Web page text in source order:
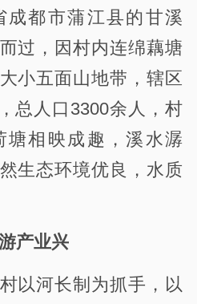
成都市蒲江县的甘溪
过，因村内连绵藕塘
小五面山地带，辖区
总人口3300余人，村
塘相映成趣，溪水潺
生态环境优良，水质
产业兴
以河长制为抓手，以